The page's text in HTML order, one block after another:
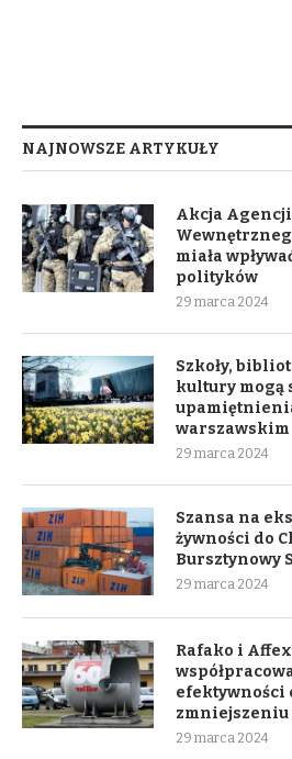
NAJNOWSZE ARTYKUŁY
Akcja
miała
polityków
29 marca 2024
Szkoły,
kultury mogą
warszawskim
29 marca 2024
Szansa na
żywności do
Bursztynowy
29 marca 2024
Rafako i
efektywności
zmniejszeniu
29 marca 2024